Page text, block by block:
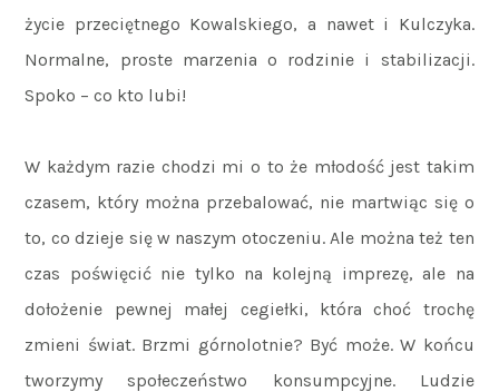
życie przeciętnego Kowalskiego, a nawet i Kulczyka.
Normalne, proste marzenia o rodzinie i stabilizacji.
Spoko – co kto lubi!
W każdym razie chodzi mi o to że młodość jest takim
czasem, który można przebalować, nie martwiąc się o
to, co dzieje się w naszym otoczeniu. Ale można też ten
czas poświęcić nie tylko na kolejną imprezę, ale na
dołożenie pewnej małej cegiełki, która choć trochę
zmieni świat. Brzmi górnolotnie? Być może. W końcu
tworzymy społeczeństwo konsumpcyjne. Ludzie